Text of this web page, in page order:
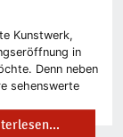
Kunstwerk,
in
Denn neben
sehenswerte